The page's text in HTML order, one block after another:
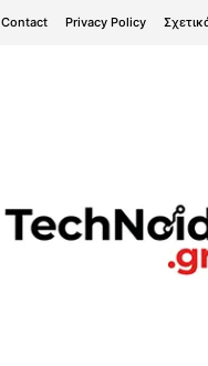
Contact Privacy Policy